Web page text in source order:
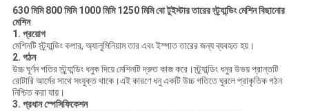
630 মিমি 800 মিমি 1000 মিমি 1250 মিমি বো টুইস্টার তারের স্ট্র্যান্ডিং মেশিন বিছানোর
মেশিন
1. প্রয়োগ
মেশিনটি স্ট্র্যান্ডিং কপার, অ্যালুমিনিয়াম তার এবং ইস্পাত তারের জন্য ব্যবহৃত হয়।
2. গঠন
উচ্চ ঘূর্ণন গতির স্ট্র্যান্ডিং ধনুক দিয়ে মেশিনটি দ্রুত কাজ করে।স্ট্র্যান্ডিং ধনুর উভয় প্রান্তটি
রোটারি আর্মের সাথে সংযুক্ত থাকে।এই কারণে ধনু একটি উচ্চ গতিতে ঘুরলে প্রাকৃতিক গঠন
নিশ্চিত করা যায়।
3. প্রধান স্পেসিফিকেশন